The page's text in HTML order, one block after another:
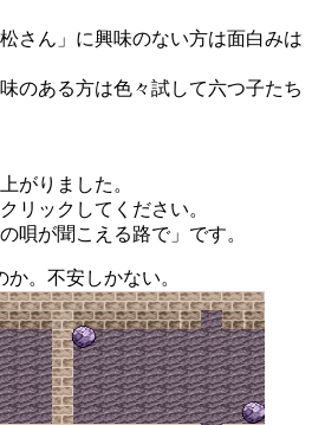
さん」に興味のない方は面白みは
のある方は色々試して六つ子たち
がりました。
リックしてください。
唄が聞こえる路で」です。
。不安しかない。